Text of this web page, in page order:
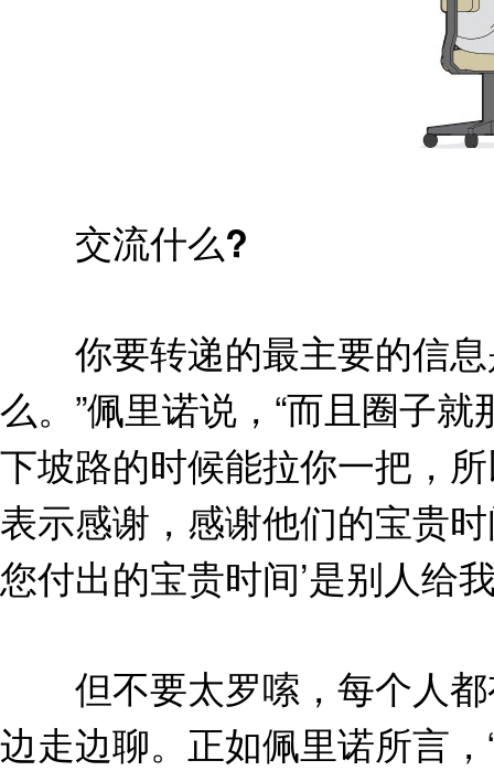
交流什么?
你要转递的最主要的信息
么。”佩里诺说，“而且圈子
下坡路的时候能拉你一把，
表示感谢，感谢他们的宝贵
您付出的宝贵时间’是别人给
但不要太罗嗦，每个人都
边走边聊。正如佩里诺所言